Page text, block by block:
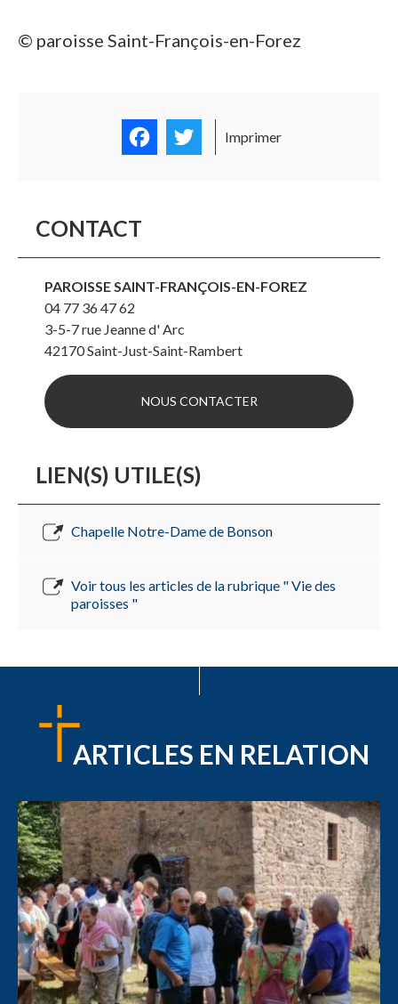
© paroisse Saint-François-en-Forez
FacebookTwitter
Imprimer
CONTACT
PAROISSE SAINT-FRANÇOIS-EN-FOREZ
04 77 36 47 62
3-5-7 rue Jeanne d' Arc
42170Saint-Just-Saint-Rambert
NOUS CONTACTER
LIEN(S) UTILE(S)
Chapelle Notre-Dame de Bonson
Voir tous les articles de la rubrique " Vie des
paroisses "
ARTICLES EN RELATION